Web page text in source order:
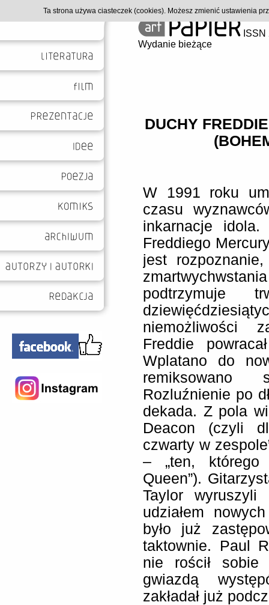
Wydanie bieżące
DUCHY
W 1991 roku
czasu
inkarnacje
Freddiego
jest
podtrzymuje
niemożliwości
Freddie
Wplatano do
remiksowano
Rozluźnienie po
dekada. Z pola
Deacon (czyli
czwarty w
– „ten, którego
Queen”).
Taylor
udziałem
było już
taktownie. Paul
nie rościł sobie
gwiazdą
zakładał już
Ta strona używa ciasteczek (cookies). Możesz zmienić ustawienia